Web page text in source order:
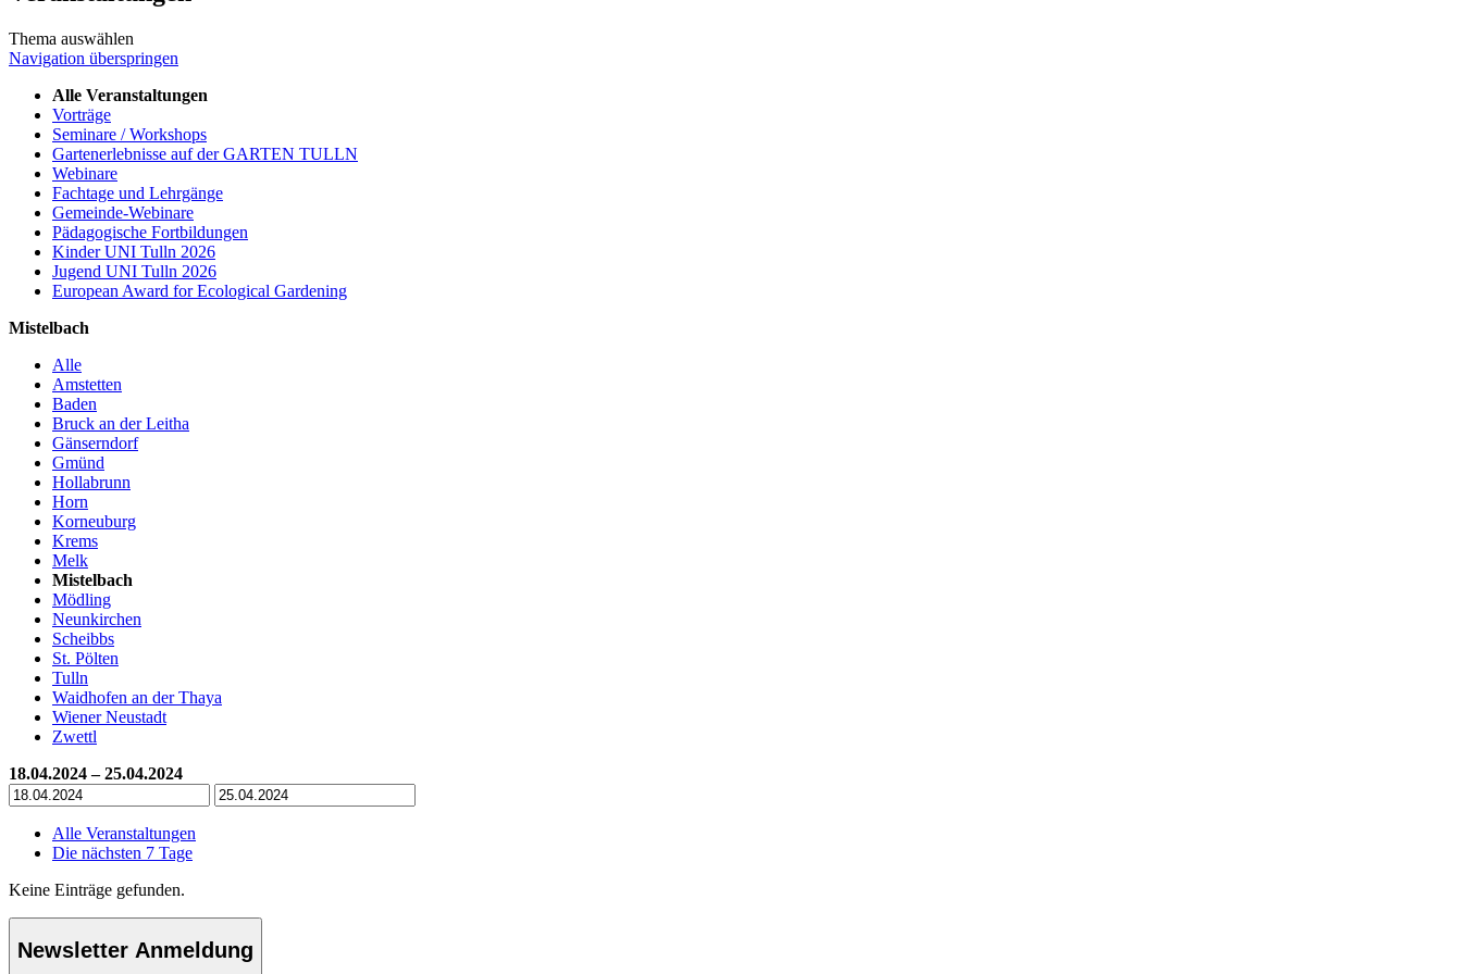
Thema auswählen
Navigation überspringen
Alle Veranstaltungen
Vorträge
Seminare / Workshops
Gartenerlebnisse auf der GARTEN TULLN
Webinare
Fachtage und Lehrgänge
Gemeinde-Webinare
Pädagogische Fortbildungen
Kinder UNI Tulln 2026
Jugend UNI Tulln 2026
European Award for Ecological Gardening
Mistelbach
Alle
Amstetten
Baden
Bruck an der Leitha
Gänserndorf
Gmünd
Hollabrunn
Horn
Korneuburg
Krems
Melk
Mistelbach
Mödling
Neunkirchen
Scheibbs
St. Pölten
Tulln
Waidhofen an der Thaya
Wiener Neustadt
Zwettl
18.04.2024 – 25.04.2024
Alle Veranstaltungen
Die nächsten 7 Tage
Keine Einträge gefunden.
Newsletter Anmeldung